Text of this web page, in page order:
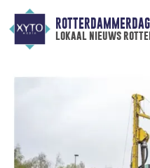
lokaal nieuws